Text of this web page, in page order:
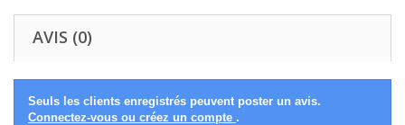
AVIS (0)
Seuls les clients enregistrés peuvent poster un avis.
Connectez-vous ou créez un compte .